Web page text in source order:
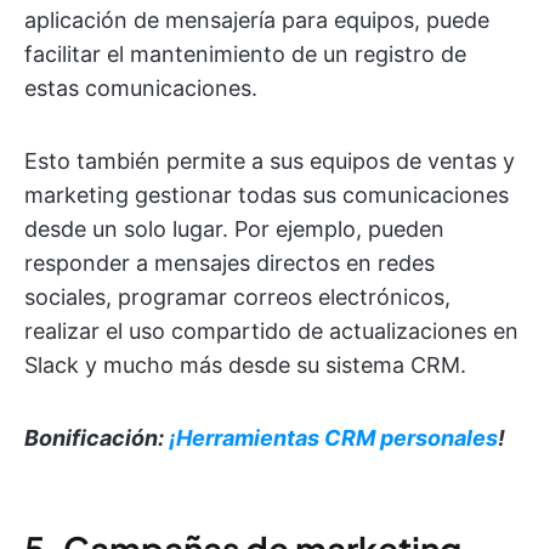
aplicación de mensajería para equipos, puede
facilitar el mantenimiento de un registro de
estas comunicaciones.
Esto también permite a sus equipos de ventas y
marketing gestionar todas sus comunicaciones
desde un solo lugar. Por ejemplo, pueden
responder a mensajes directos en redes
sociales, programar correos electrónicos,
realizar el uso compartido de actualizaciones en
Slack y mucho más desde su sistema CRM.
Bonificación: ¡Herramientas CRM personales!